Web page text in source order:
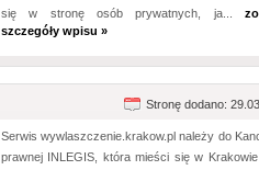
się w stronę osób prywatnych, ja...
szczegóły wpisu »
Stronę dodano:
Serwis wywlaszczenie.krakow.pl należy do
prawnej INLEGIS, która mieści się w